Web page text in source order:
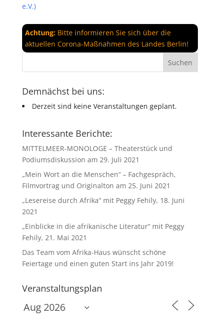
e.V.)
Achtung:Bitte informieren Sie sich über die
aktuellen Corona-Maßnahmen des Landes Berlin!
Demnächst bei uns:
Derzeit sind keine Veranstaltungen geplant.
Interessante Berichte:
MITTELMEER-MONOLOGE – Theaterstück und
Podiumsdiskussion am 29. Juli 2021
„Mein Wort an die Menschen“ – Fachgespräch,
Filmvortrag und Originalton am 25. Juni 2021
„Lesereise durch Afrika“ mit Peggy Fehily, 18. Juni
2021
„Einblicke in die afrikanische Literatur“ mit Peggy
Fehily, 21. Mai 2021
Das Team vom Afrika-Haus wünscht schöne
Feiertage und einen guten Start ins Jahr 2019!
Veranstaltungsplan